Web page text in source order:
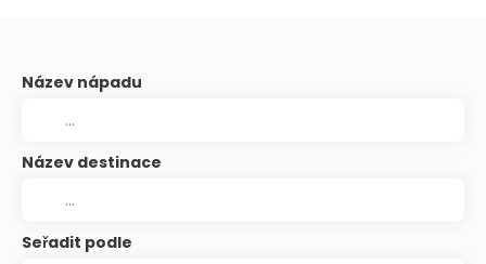
Název nápadu
Název destinace
Seřadit podle